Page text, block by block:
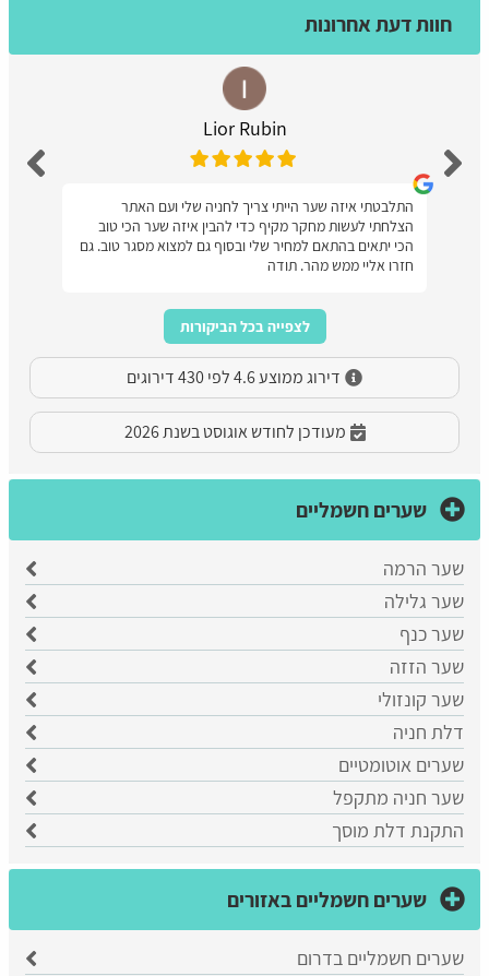
חוות דעת אחרונות
Lior Rubin
התלבטתי איזה שער הייתי צריך לחניה שלי ועם האתר
הצלחתי לעשות מחקר מקיף כדי להבין איזה שער הכי טוב
הכי יתאים בהתאם למחיר שלי ובסוף גם למצוא מסגר טוב. גם
חזרו אליי ממש מהר. תודה
לצפייה בכל הביקורות
דירוג ממוצע 4.6 לפי 430 דירוגים
מעודכן לחודש אוגוסט בשנת 2026
שערים חשמליים
שער הרמה
​שער גלילה
שער כנף
שער הזזה
שער קונזולי
דלת חניה
שערים אוטומטיים
שער חניה מתקפל
התקנת דלת מוסך
שערים חשמליים באזורים
שערים חשמליים בדרום